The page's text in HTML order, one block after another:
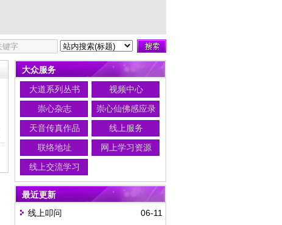
大众服务
大道系列丛书
视频中心
崇心杂志
崇心仙佛感应录
天音传真作品
线上服务
联络地址
网上学习资源
线上交流学习
最近更新
06-11
线上叩问